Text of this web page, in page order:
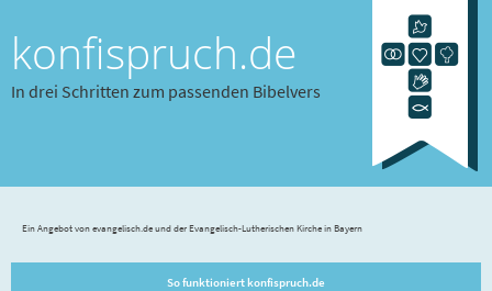
konfispruch.de
In drei Schritten zum passenden Bibelvers
Ein Angebot von evangelisch.de und der Evangelisch-Lutherischen Kirche in Bayern
So funktioniert konfispruch.de